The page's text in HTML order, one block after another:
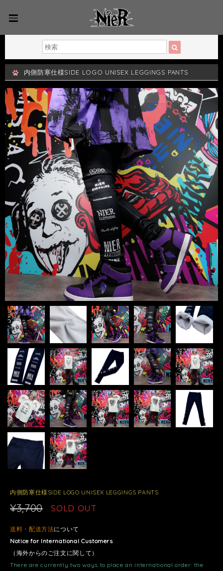
内側防寒仕様SIDE LOGO UNISEX LEGGINGS PANTS
内側防寒仕様SIDE LOGO UNISEX LEGGINGS PANTS
¥3,700 SOLD OUT
送料・配送方法について
Notice for International Customers
（海外からのご注文に関して）
There are currently two ways to place an international order: the